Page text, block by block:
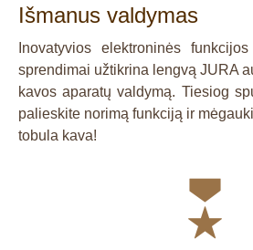
Išmanus valdymas
Inovatyvios elektroninės
sprendimai užtikrina lengvą JURA
kavos aparatų valdymą. Tiesiog
palieskite norimą funkciją ir
tobula kava!